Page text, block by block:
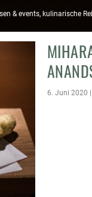
& events, kulinarische
6. Juni 2020